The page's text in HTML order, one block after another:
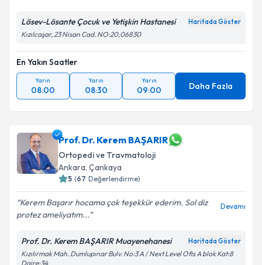
Lösev-Lösante Çocuk ve Yetişkin Hastanesi Haritada Göster
Kızılcaşar, 23 Nisan Cad. NO:20,06830
En Yakın Saatler
Yarın
08:00
Yarın
08:30
Yarın
09:00 Daha Fazla
Prof. Dr. Kerem BAŞARIR
Ortopedi ve Travmatoloji
Ankara, Çankaya
5 (67 Değerlendirme)
Kerem Başarır hocama çok teşekkür ederim. Sol diz
protez ameliyatım...
Devamı
Prof. Dr. Kerem BAŞARIR Muayenehanesi Haritada Göster
Kızılırmak Mah. Dumlupınar Bulv. No:3 A / Next Level Ofis A blok Kat:8
Daire:34